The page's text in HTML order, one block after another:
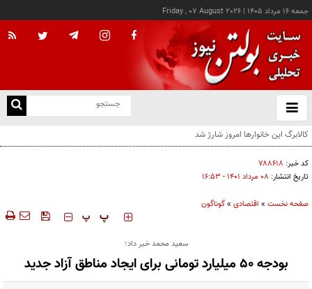
جمعه ۱۶ مرداد ۱۴۰۵ |
Friday , 07 August 2026
باز
و
درخواست شرکت گاز مازندران برای آمادگی مشترکان دربرابر زمستان
کد خبر: ۷۸۸۶۱۸
تاریخ انتشار: ۰۸ مرداد ۱۴۰۱ - ۱۶:۵۳
صفحه نخست » اقتصادی »گوناگون
‍‍‍ پ پ
سعید محمد خبر داد؛
بودجه ۵۰ میلیارد تومانی برای ایجاد مناطق آزاد جدید